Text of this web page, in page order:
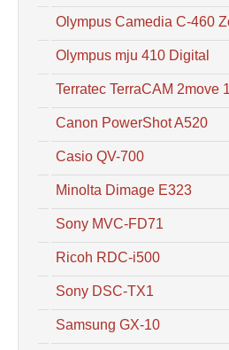
Olympus Camedia C-460
Olympus mju 410 Digital
Terratec TerraCAM 2move
Canon PowerShot A520
Casio QV-700
Minolta Dimage E323
Sony MVC-FD71
Ricoh RDC-i500
Sony DSC-TX1
Samsung GX-10